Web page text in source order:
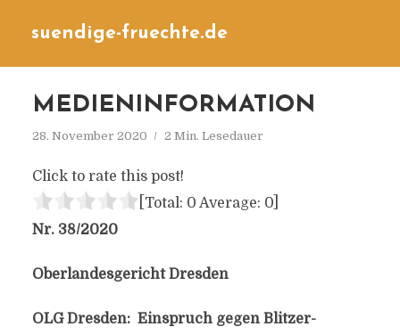
suendige-fruechte.de
MEDIENINFORMATION
28. November 2020 2 Min. Lesedauer
Click to rate this post!
[Total: 0 Average: 0]
Nr. 38/2020
Oberlandesgericht Dresden
OLG Dresden: Einspruch gegen Blitzer-